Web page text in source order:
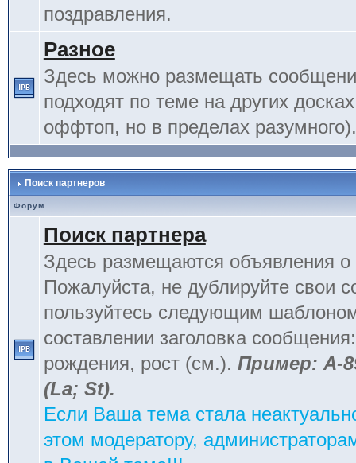
поздравления.
Разное
Здесь можно размещать
подходят по теме на других
оффтоп, но в пределах разумного).
Поиск партнеров
Форум
Поиск партнера
Здесь размещаются объявления о
Пожалуйста, не дублируйте свои
пользуйтесь следующим
составлении заголовка
рождения, рост (см.). Пример: А-
(La; St).
Если Ваша тема стала
этом модератору,